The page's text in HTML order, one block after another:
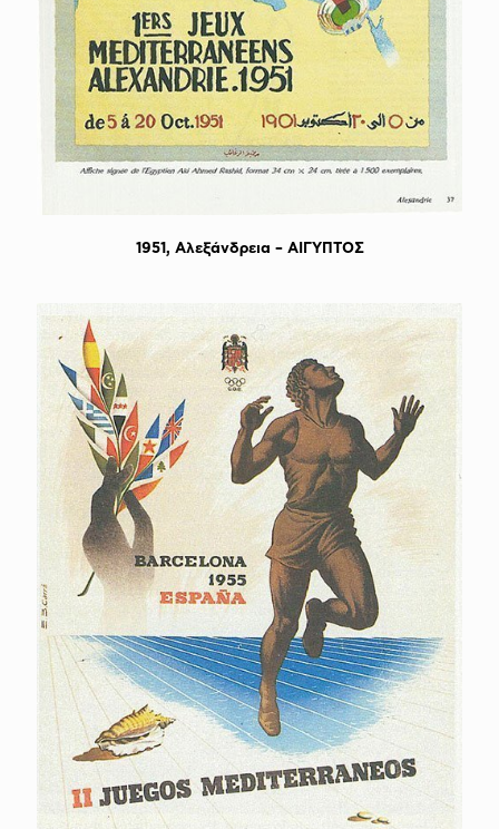
1951, Aλεξάνδρεια – ΑΙΓΥΠΤΟΣ